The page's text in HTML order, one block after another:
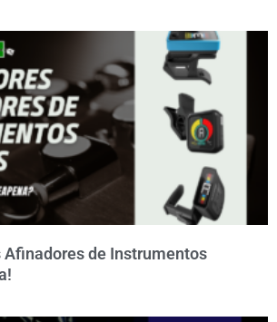
Afinadores de Instrumentos